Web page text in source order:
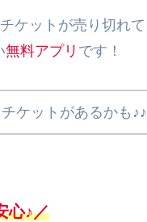
チケットが売り切れて
無料アプリ です！
ケットがあるかも♪♪
心♪／